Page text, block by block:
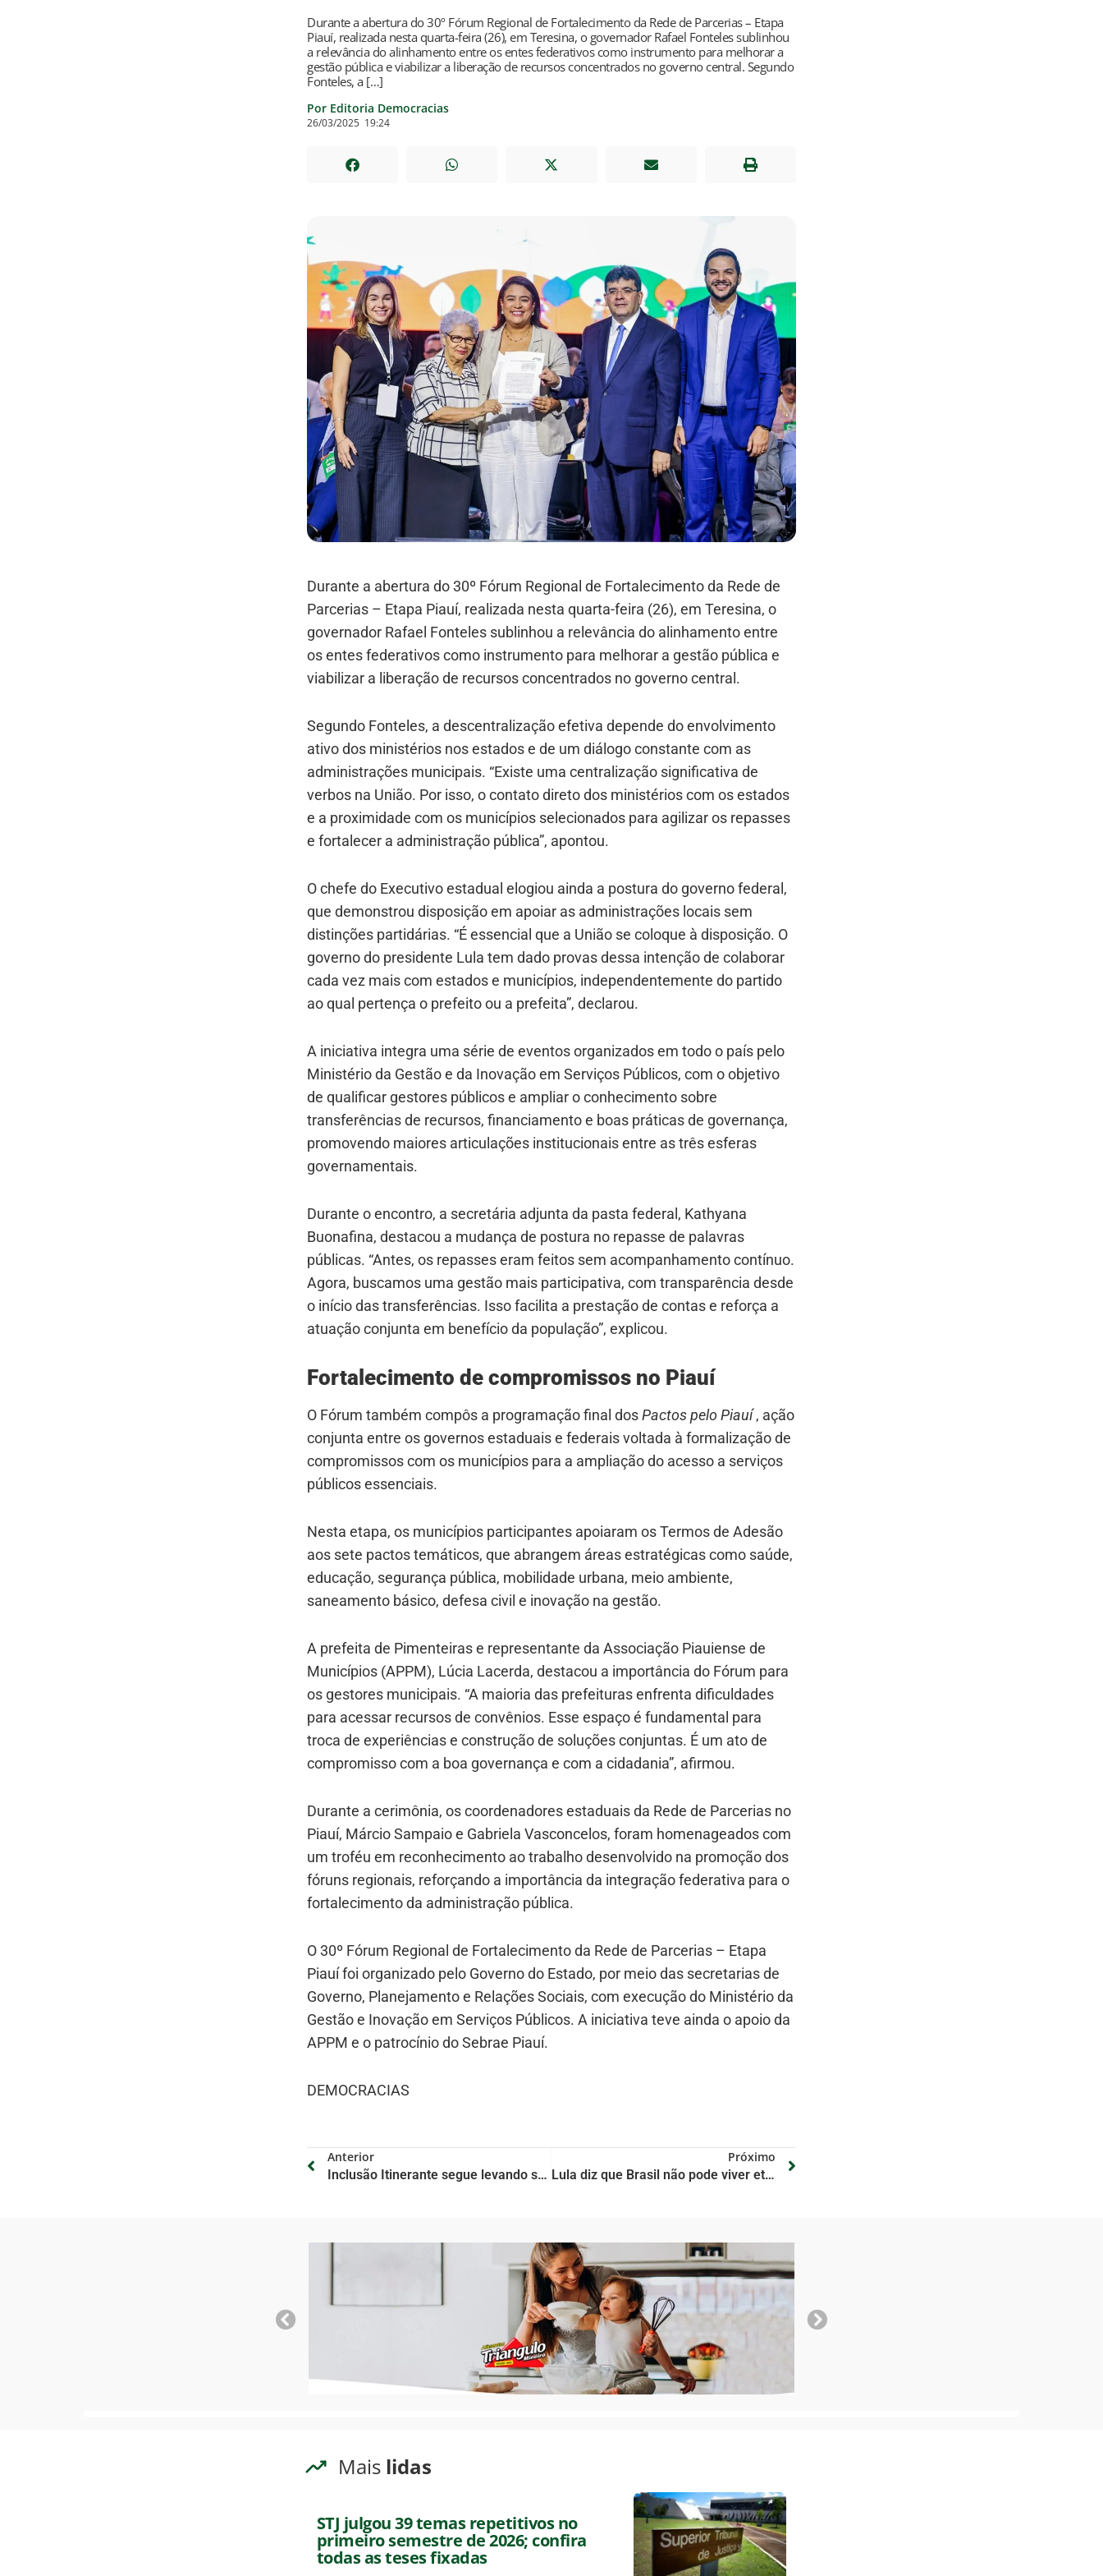
Durante a abertura do 30º Fórum Regional de Fortalecimento da Rede de Parcerias – Etapa
Piauí, realizada nesta quarta-feira (26), em Teresina, o governador Rafael Fonteles sublinhou
a relevância do alinhamento entre os entes federativos como instrumento para melhorar a
gestão pública e viabilizar a liberação de recursos concentrados no governo central. Segundo
Fonteles, a […]
Por Editoria Democracias
26/03/2025 19:24
Durante a abertura do 30º Fórum Regional de Fortalecimento da Rede de
Parcerias – Etapa Piauí, realizada nesta quarta-feira (26), em Teresina, o
governador Rafael Fonteles sublinhou a relevância do alinhamento entre
os entes federativos como instrumento para melhorar a gestão pública e
viabilizar a liberação de recursos concentrados no governo central.
Segundo Fonteles, a descentralização efetiva depende do envolvimento
ativo dos ministérios nos estados e de um diálogo constante com as
administrações municipais. “Existe uma centralização significativa de
verbos na União. Por isso, o contato direto dos ministérios com os estados
e a proximidade com os municípios selecionados para agilizar os repasses
e fortalecer a administração pública”, apontou.
O chefe do Executivo estadual elogiou ainda a postura do governo federal,
que demonstrou disposição em apoiar as administrações locais sem
distinções partidárias. “É essencial que a União se coloque à disposição. O
governo do presidente Lula tem dado provas dessa intenção de colaborar
cada vez mais com estados e municípios, independentemente do partido
ao qual pertença o prefeito ou a prefeita”, declarou.
A iniciativa integra uma série de eventos organizados em todo o país pelo
Ministério da Gestão e da Inovação em Serviços Públicos, com o objetivo
de qualificar gestores públicos e ampliar o conhecimento sobre
transferências de recursos, financiamento e boas práticas de governança,
promovendo maiores articulações institucionais entre as três esferas
governamentais.
Durante o encontro, a secretária adjunta da pasta federal, Kathyana
Buonafina, destacou a mudança de postura no repasse de palavras
públicas. “Antes, os repasses eram feitos sem acompanhamento contínuo.
Agora, buscamos uma gestão mais participativa, com transparência desde
o início das transferências. Isso facilita a prestação de contas e reforça a
atuação conjunta em benefício da população”, explicou.
Fortalecimento de compromissos no Piauí
O Fórum também compôs a programação final dosPactos pelo Piauí, ação
conjunta entre os governos estaduais e federais voltada à formalização de
compromissos com os municípios para a ampliação do acesso a serviços
públicos essenciais.
Nesta etapa, os municípios participantes apoiaram os Termos de Adesão
aos sete pactos temáticos, que abrangem áreas estratégicas como saúde,
educação, segurança pública, mobilidade urbana, meio ambiente,
saneamento básico, defesa civil e inovação na gestão.
A prefeita de Pimenteiras e representante da Associação Piauiense de
Municípios (APPM), Lúcia Lacerda, destacou a importância do Fórum para
os gestores municipais. “A maioria das prefeituras enfrenta dificuldades
para acessar recursos de convênios. Esse espaço é fundamental para
troca de experiências e construção de soluções conjuntas. É um ato de
compromisso com a boa governança e com a cidadania”, afirmou.
Durante a cerimônia, os coordenadores estaduais da Rede de Parcerias no
Piauí, Márcio Sampaio e Gabriela Vasconcelos, foram homenageados com
um troféu em reconhecimento ao trabalho desenvolvido na promoção dos
fóruns regionais, reforçando a importância da integração federativa para o
fortalecimento da administração pública.
O 30º Fórum Regional de Fortalecimento da Rede de Parcerias – Etapa
Piauí foi organizado pelo Governo do Estado, por meio das secretarias de
Governo, Planejamento e Relações Sociais, com execução do Ministério da
Gestão e Inovação em Serviços Públicos. A iniciativa teve ainda o apoio da
APPM e o patrocínio do Sebrae Piauí.
DEMOCRACIAS
Anterior
Inclusão Itinerante segue levando serviços da SEID para mais perto da população
Próximo
Lula diz que Brasil não pode viver eternamente de Bolsa Família e defende educação como saída da pobreza
Mais lidas
STJ julgou 39 temas repetitivos no
primeiro semestre de 2026; confira
todas as teses fixadas